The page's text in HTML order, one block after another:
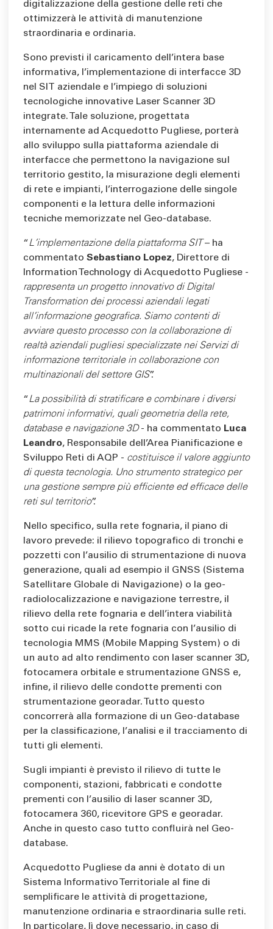
digitalizzazione della gestione delle reti che
ottimizzerà le attività di manutenzione
straordinaria e ordinaria.
Sono previsti il caricamento dell’intera base
informativa, l’implementazione di interfacce 3D
nel SIT aziendale e l’impiego di soluzioni
tecnologiche innovative Laser Scanner 3D
integrate. Tale soluzione, progettata
internamente ad Acquedotto Pugliese, porterà
allo sviluppo sulla piattaforma aziendale di
interfacce che permettono la navigazione sul
territorio gestito, la misurazione degli elementi
di rete e impianti, l’interrogazione delle singole
componenti e la lettura delle informazioni
tecniche memorizzate nel Geo-database.
“ L’implementazione della piattaforma SIT – ha
commentato Sebastiano Lopez, Direttore di
Information Technology di Acquedotto Pugliese -
rappresenta un progetto innovativo di Digital
Transformation dei processi aziendali legati
all’informazione geografica. Siamo contenti di
avviare questo processo con la collaborazione di
realtà aziendali pugliesi specializzate nei Servizi di
informazione territoriale in collaborazione con
multinazionali del settore GIS”.
“ La possibilità di stratificare e combinare i diversi
patrimoni informativi, quali geometria della rete,
database e navigazione 3D - ha commentato Luca
Leandro, Responsabile dell’Area Pianificazione e
Sviluppo Reti di AQP - costituisce il valore aggiunto
di questa tecnologia. Uno strumento strategico per
una gestione sempre più efficiente ed efficace delle
reti sul territorio”.
Nello specifico, sulla rete fognaria, il piano di
lavoro prevede: il rilievo topografico di tronchi e
pozzetti con l’ausilio di strumentazione di nuova
generazione, quali ad esempio il GNSS (Sistema
Satellitare Globale di Navigazione) o la geo-
radiolocalizzazione e navigazione terrestre, il
rilievo della rete fognaria e dell’intera viabilità
sotto cui ricade la rete fognaria con l’ausilio di
tecnologia MMS (Mobile Mapping System) o di
un auto ad alto rendimento con laser scanner 3D,
fotocamera orbitale e strumentazione GNSS e,
infine, il rilievo delle condotte prementi con
strumentazione georadar. Tutto questo
concorrerà alla formazione di un Geo-database
per la classificazione, l’analisi e il tracciamento di
tutti gli elementi.
Sugli impianti è previsto il rilievo di tutte le
componenti, stazioni, fabbricati e condotte
prementi con l’ausilio di laser scanner 3D,
fotocamera 360, ricevitore GPS e georadar.
Anche in questo caso tutto confluirà nel Geo-
database.
Acquedotto Pugliese da anni è dotato di un
Sistema Informativo Territoriale al fine di
semplificare le attività di progettazione,
manutenzione ordinaria e straordinaria sulle reti.
In particolare, lì dove necessario, in caso di